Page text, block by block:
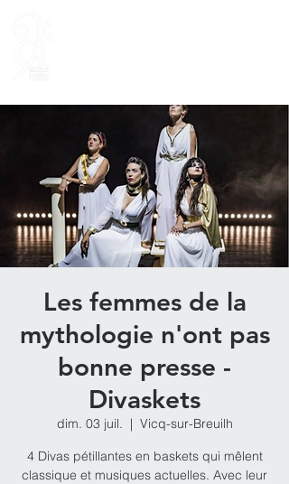
Les femmes de la
mythologie n'ont pas
bonne presse -
Divaskets
dim. 03 juil.
  |
Vicq-sur-Breuilh
4 Divas pétillantes en baskets qui mêlent
classique et musiques actuelles. Avec leur